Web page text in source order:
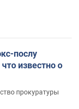
послу
известно о
прокуратуры